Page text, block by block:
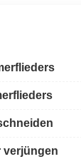
verjüngen